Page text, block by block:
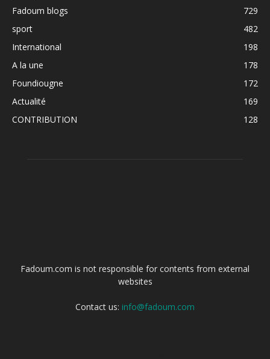
Fadoum blogs
729
sport
482
International
198
A la une
178
Foundiougne
172
Actualité
169
CONTRIBUTION
128
Fadoum.com is not responsible for contents from external
websites
Contact us: info@fadoum.com